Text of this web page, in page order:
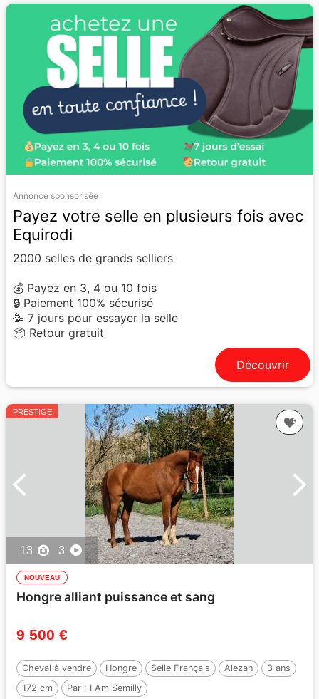
Annonce sponsorisée
Payez votre selle en plusieurs fois avec
Equirodi
2000 selles de grands selliers
💰 Payez en 3, 4 ou 10 fois
🔒 Paiement 100% sécurisé
🥳 7 jours pour essayer la selle
📦 Retour gratuit
Découvrir
PRESTIGE
13 3
NOUVEAU
Hongre alliant puissance et sang
9 500 €
Cheval à vendre Hongre Selle Français Alezan
3 ans
172 cm
Par : I Am Semilly